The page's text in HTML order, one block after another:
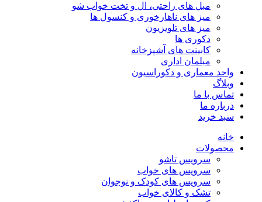
مبل های راحتی، ال و تخت خواب شو
میز های ناهارخوری و کنسول ها
میز های تلویزیون
دکوری ها
کابینت های آشپزخانه
مبلمان اداری
واحد معماری و دکوراسیون
وبلاگ
تماس با ما
درباره ما
سبد خرید
خانه
محصولات
سرویس تاشو
سرویس های خواب
سرویس های کودک و نوجوان
تشک و کالای خواب